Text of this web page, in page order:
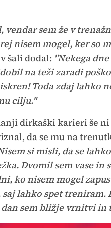
vendar sem že v
nisem mogel, ker so
šali dodal: "Nekega
na teži zaradi
Toda zdaj lahko
cilju."
dirkaški karieri še
da se mu na
si misli, da se
Dvomil sem vase in
ko nisem mogel
lahko spet
dan sem bližje vrnitvi